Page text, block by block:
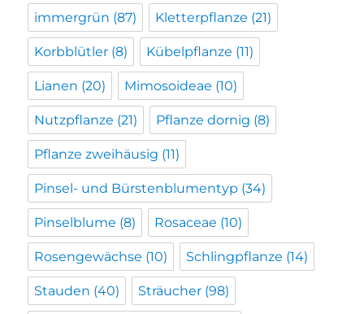
immergrün (87) Kletterpflanze (21)
Korbblütler (8) Kübelpflanze (11)
Lianen (20) Mimosoideae (10)
Nutzpflanze (21) Pflanze dornig (8)
Pflanze zweihäusig (11)
Pinsel- und Bürstenblumentyp (34)
Pinselblume (8) Rosaceae (10)
Rosengewächse (10) Schlingpflanze (14)
Stauden (40) Sträucher (98)